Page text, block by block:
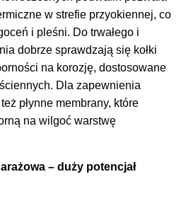
w strefie przyokiennej, co
i pleśni. Do trwałego i
dobrze sprawdzają się kołki
na korozję, dostosowane
Dla zapewnienia
płynne membrany, które
na wilgoć warstwę
– duży potencjał